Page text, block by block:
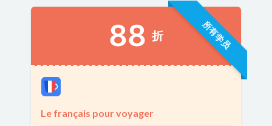
所有学员
88 折
Le français pour voyager